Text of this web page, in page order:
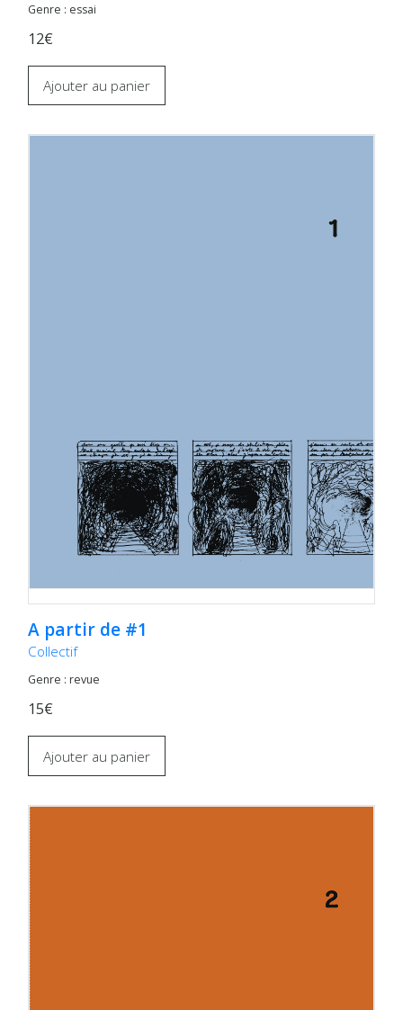
Genre : essai
12€
Ajouter au panier
A partir de #1
Collectif
Genre : revue
15€
Ajouter au panier